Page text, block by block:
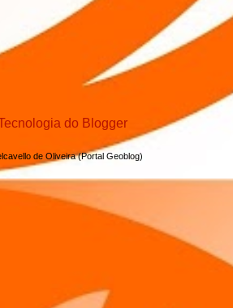
do Blogger
de Oliveira (Portal Geoblog)